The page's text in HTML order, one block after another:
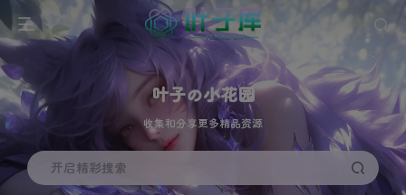
叶子の小花园
收集和分享更多精品资源
开启精彩搜索